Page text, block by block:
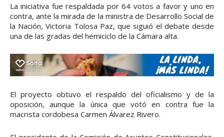
La iniciativa fue respaldada por 64 votos a favor y uno en
contra, ante la mirada de la ministra de Desarrollo Social de
la Nación, Victoria Tolosa Paz, que siguió el debate desde
una de las gradas del hemiciclo de la Cámara alta.
El proyecto obtuvo el respaldo del oficialismo y de la
oposición, aunque la única que votó en contra fue la
macrista cordobesa Carmen Álvarez Rivero.